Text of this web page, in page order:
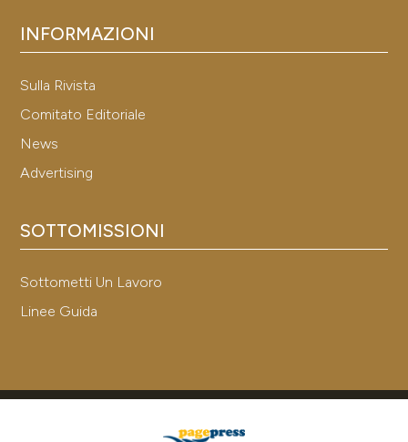
INFORMAZIONI
Sulla Rivista
Comitato Editoriale
News
Advertising
SOTTOMISSIONI
Sottometti Un Lavoro
Linee Guida